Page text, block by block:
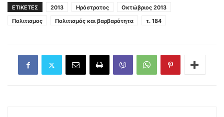
ΕΤΙΚΕΤΕΣ 2013 Ηρόστρατος
Οκτώβριος 2013
Πολιτισμος
Πολιτισμός και βαρβαρότητα τ. 184